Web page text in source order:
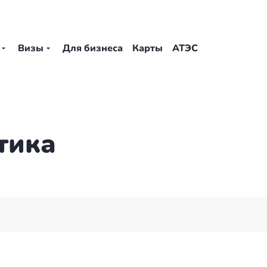
Визы Для бизнеса Карты АТЭС